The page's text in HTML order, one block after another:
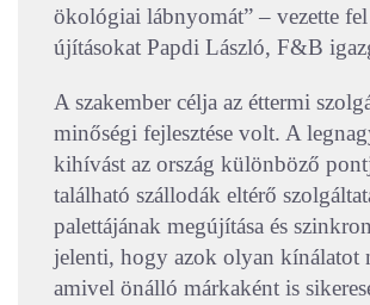
ökológiai lábnyomát” – vezette fel
újításokat Papdi László, F&B
A szakember célja az éttermi
minőségi fejlesztése volt. A
kihívást az ország különböző
található szállodák eltérő
palettájának megújítása és
jelenti, hogy azok olyan kínálatot
amivel önálló márkaként is